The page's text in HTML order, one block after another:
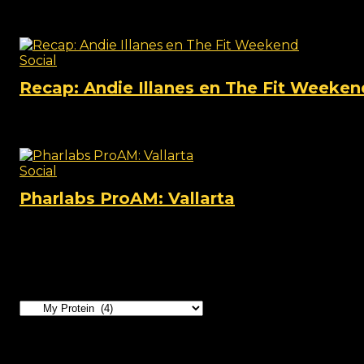
Social
Recap: Andie Illanes en The Fit
Social
Pharlabs ProAM: Vallarta